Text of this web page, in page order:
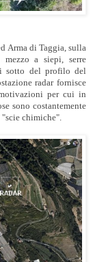
Arma di Taggia, sulla
mezzo a siepi, serre
sotto del profilo del
radar fornisce
per cui in
sono costantemente
chimiche".